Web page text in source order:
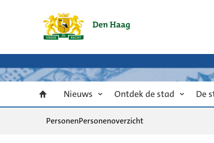
Nieuws Ontdek de stad De
PersonenPersonenoverzicht